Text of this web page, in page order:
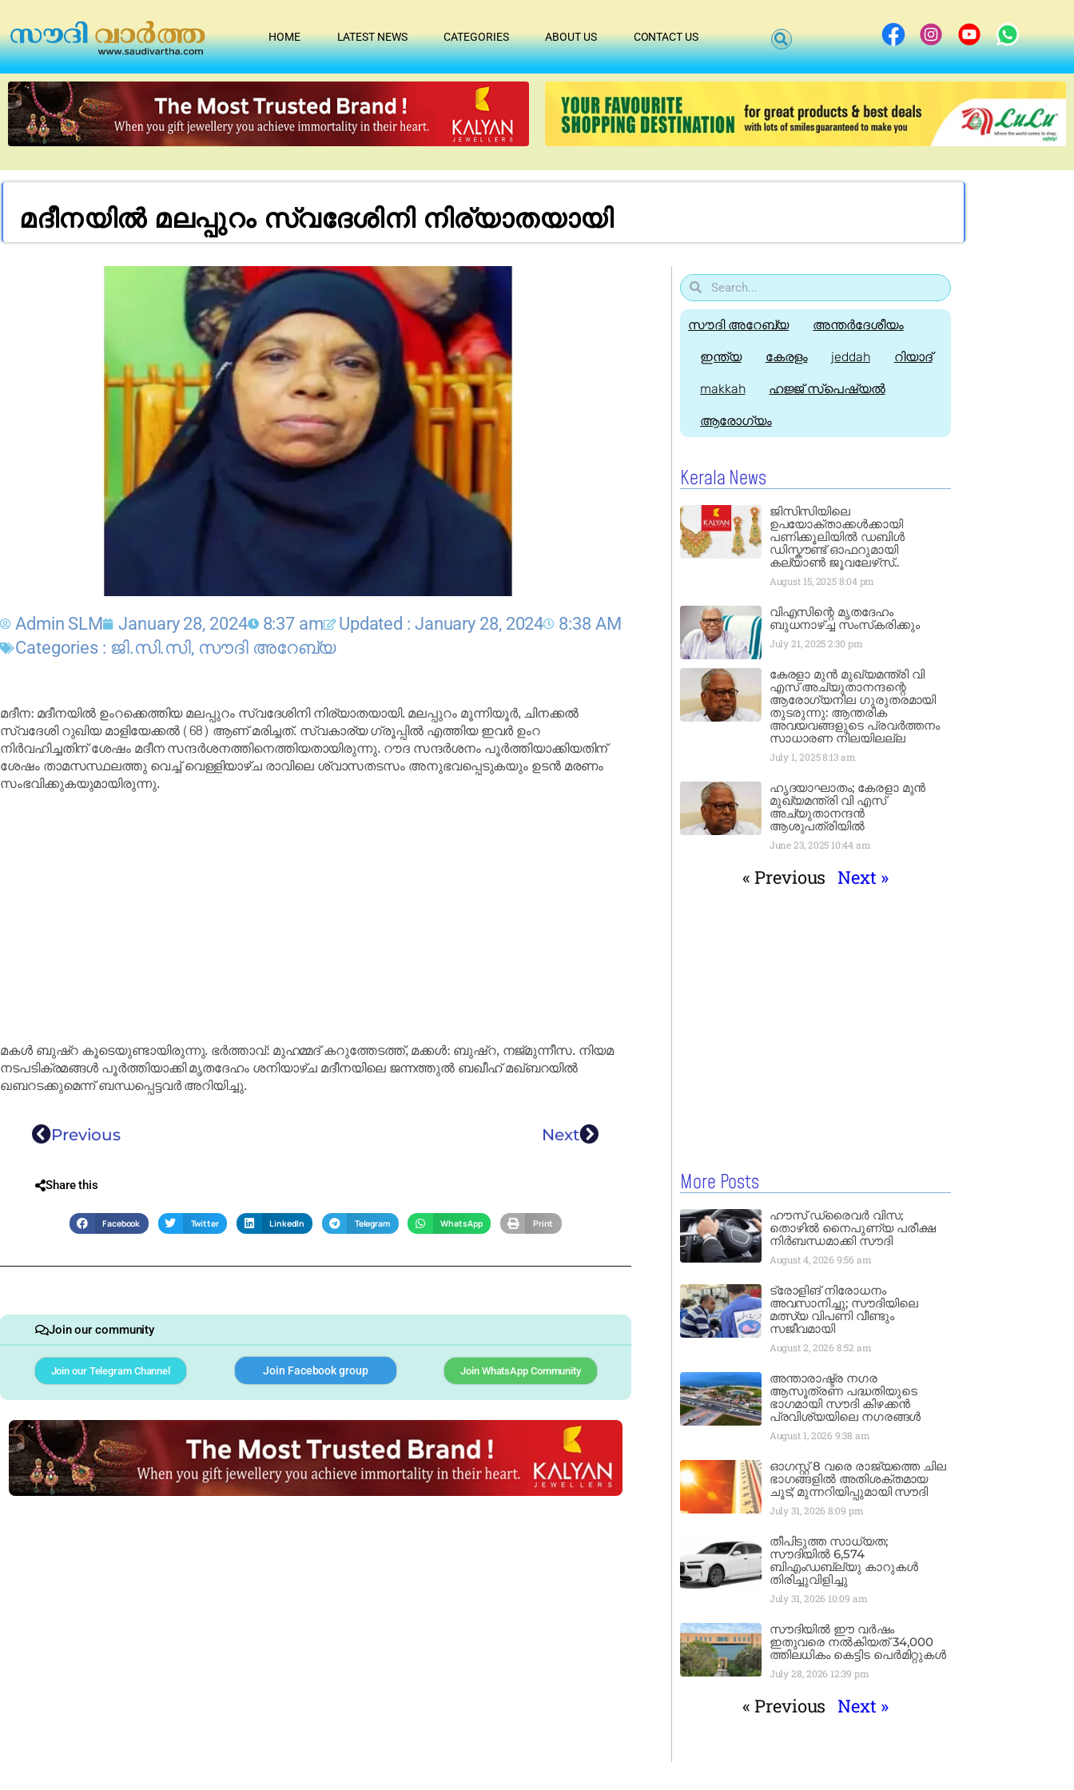
HOME LATEST NEWS CATEGORIES ABOUT US CONTACT US
മദീനയിൽ മലപ്പുറം സ്വദേശിനി നിര്യാതയായി
Admin SLM January 28, 2024 8:37 am Updated : January 28, 2024
8:38 AM
Categories : ജി.സി.സി, സൗദി അറേബ്യ
മദീന: മദീനയിൽ ഉംറക്കെത്തിയ മലപ്പുറം സ്വദേശിനി നിര്യാതയായി. മലപ്പുറം മൂന്നിയൂർ, ചിനക്കൽ
സ്വദേശി റുഖിയ മാളിയേക്കൽ (68) ആണ് മരിച്ചത്. സ്വകാര്യ ഗ്രൂപ്പിൽ എത്തിയ ഇവർ ഉംറ
നിർവഹിച്ചതിന് ശേഷം മദീന സന്ദർശനത്തിനെത്തിയതായിരുന്നു. റൗദ സന്ദർശനം പൂർത്തിയാക്കിയതിന്
ശേഷം താമസസ്ഥലത്തു വെച്ച് വെള്ളിയാഴ്ച രാവിലെ ശ്വാസതടസം അനുഭവപ്പെടുകയും ഉടൻ മരണം
സംഭവിക്കുകയുമായിരുന്നു.
മകൾ ബുഷ്‌റ കൂടെയുണ്ടായിരുന്നു. ഭർത്താവ്: മുഹമ്മദ്‌ കറുത്തേടത്ത്, മക്കൾ: ബുഷ്‌റ, നജ്മുന്നീസ. നിയമ
നടപടിക്രമങ്ങൾ പൂർത്തിയാക്കി മൃതദേഹം ശനിയാഴ്ച മദീനയിലെ ജന്നത്തുൽ ബഖീഹ് മഖ്ബറയിൽ
ഖബറടക്കുമെന്ന് ബന്ധപ്പെട്ടവർ അറിയിച്ചു.
Previous Next
Share this
Facebook Twitter LinkedIn Telegram WhatsApp Print
Join our community
Join our Telegram Channel Join Facebook group Join WhatsApp Community
സൗദി അറേബ്യ അന്തർദേശീയം
ഇന്ത്യ കേരളം jeddah റിയാദ്
makkah ഹജ്ജ്‌ സ്പെഷ്യൽ
ആരോഗ്യം
Kerala News
ജിസിസിയിലെ
ഉപയോക്താക്കൾക്കായി
പണിക്കൂലിയിൽ ഡബിൾ
ഡിസ്കൗണ്ട് ഓഫറുമായി
കല്യാൺ ജൂവലേഴ്‌സ്..
August 15, 20258:04 pm
വിഎസിന്റെ മൃതദേഹം
ബുധനാഴ്ച്ച സംസ്‌കരിക്കും
July 21, 20252:30 pm
കേരളാ മുൻ മുഖ്യമന്ത്രി വി
എസ് അച്യുതാനന്ദന്റെ
ആരോഗ്യനില ഗുരുതരമായി
തുടരുന്നു: ആന്തരിക
അവയവങ്ങളുടെ പ്രവർത്തനം
സാധാരണ നിലയിലല്ല
July 1, 20258:13 am
ഹൃദയാഘാതം; കേരളാ മുൻ
മുഖ്യമന്ത്രി വി എസ്
അച്യുതാനന്ദൻ
ആശുപത്രിയിൽ
June 23, 2025 10:44 am
« Previous Next »
More Posts
ഹൗസ് ഡ്രൈവർ വിസ;
തൊഴിൽ നൈപുണ്യ പരീക്ഷ
നിർബന്ധമാക്കി സൗദി
August 4, 20269:56 am
ട്രോളിങ് നിരോധനം
അവസാനിച്ചു; സൗദിയിലെ
മത്സ്യ വിപണി വീണ്ടും
സജീവമായി
August 2, 20268:52 am
അന്താരാഷ്ട്ര നഗര
ആസൂത്രണ പദ്ധതിയുടെ
ഭാഗമായി സൗദി കിഴക്കൻ
പ്രവിശ്യയിലെ നഗരങ്ങൾ
August 1, 20269:38 am
ഓഗസ്റ്റ് 8 വരെ രാജ്യത്തെ ചില
ഭാഗങ്ങളിൽ അതിശക്തമായ
ചൂട്; മുന്നറിയിപ്പുമായി സൗദി
July 31, 20268:09 pm
തീപിടുത്ത സാധ്യത;
സൗദിയിൽ 6,574
ബിഎംഡബ്ല്യു കാറുകൾ
തിരിച്ചുവിളിച്ചു
July 31, 2026 10:09 am
സൗദിയിൽ ഈ വർഷം
ഇതുവരെ നൽകിയത് 34,000
ത്തിലധികം കെട്ടിട പെർമിറ്റുകൾ
July 28, 2026 12:39 pm
« Previous Next »